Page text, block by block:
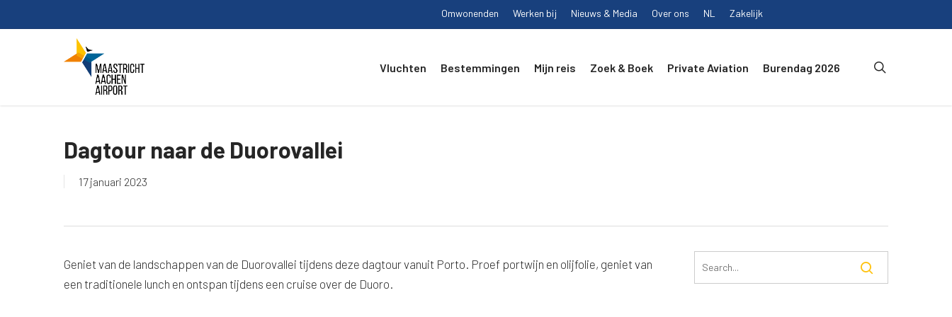
to
Omwonenden Werken bij Nieuws & Media Over ons NL Zakelijk
Vluchten Bestemmingen Mijn reis Zoek & Boek Private Aviation Burendag 2026
Dagtour naar de Duorovallei
17 januari 2023
Geniet van de landschappen van de Duorovallei tijdens deze dagtour vanuit Porto. Proef portwijn en olijfolie, geniet van
een traditionele lunch en ontspan tijdens een cruise over de Duoro.